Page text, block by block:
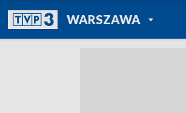
WARSZAWAPOWRÓT DO
TVP REGIONY